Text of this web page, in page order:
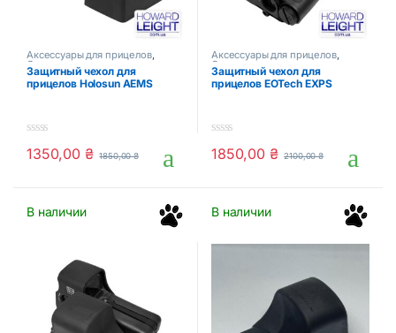
Аксессуары для прицелов,
Оптика и прицелы
Защитный чехол для
прицелов Holosun AEMS
0
o
f
5
1350,00 ₴ 1850,00₴
Аксессуары для прицелов,
Оптика и прицелы
Защитный чехол для
прицелов EOTech EXPS
0
o
f
5
1850,00 ₴ 2100,00₴
В наличии В наличии